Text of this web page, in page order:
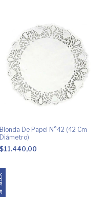
Blonda De Papel N°42 (42 Cm
Diámetro)
$11.440,00